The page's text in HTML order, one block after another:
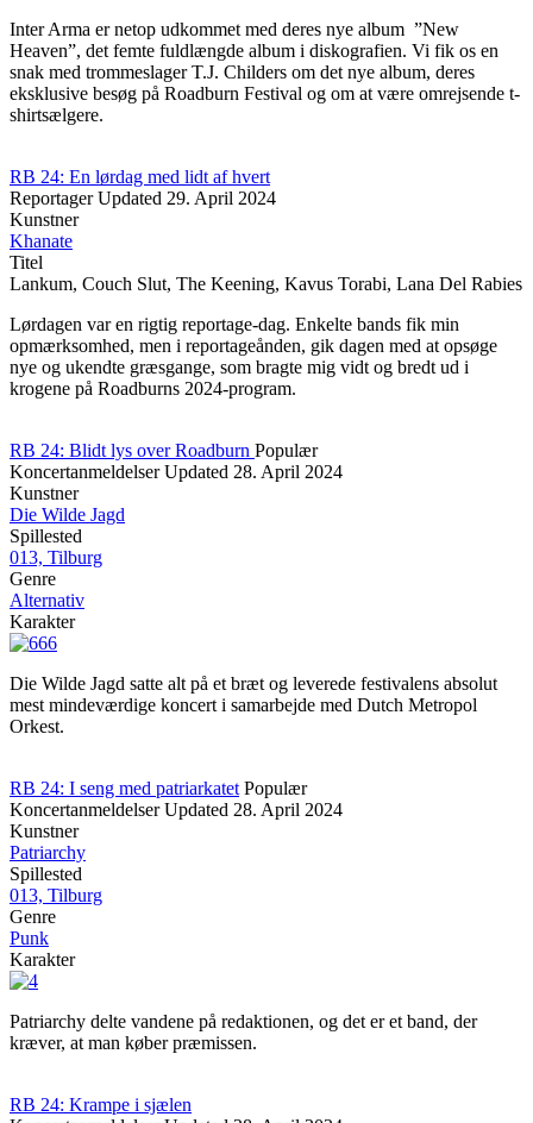
Inter Arma er netop udkommet med deres nye album ”New
Heaven”, det femte fuldlængde album i diskografien. Vi fik os en
snak med trommeslager T.J. Childers om det nye album, deres
eksklusive besøg på Roadburn Festival og om at være omrejsende t-
shirtsælgere.
RB 24: En lørdag med lidt af hvert
Reportager Updated 29. April 2024
Kunstner
Khanate
Titel
Lankum, Couch Slut, The Keening, Kavus Torabi, Lana Del Rabies
Lørdagen var en rigtig reportage-dag. Enkelte bands fik min
opmærksomhed, men i reportageånden, gik dagen med at opsøge
nye og ukendte græsgange, som bragte mig vidt og bredt ud i
krogene på Roadburns 2024-program.
RB 24: Blidt lys over Roadburn Populær
Koncertanmeldelser Updated 28. April 2024
Kunstner
Die Wilde Jagd
Spillested
013, Tilburg
Genre
Alternativ
Karakter
Die Wilde Jagd satte alt på et bræt og leverede festivalens absolut
mest mindeværdige koncert i samarbejde med Dutch Metropol
Orkest.
RB 24: I seng med patriarkatet Populær
Koncertanmeldelser Updated 28. April 2024
Kunstner
Patriarchy
Spillested
013, Tilburg
Genre
Punk
Karakter
Patriarchy delte vandene på redaktionen, og det er et band, der
kræver, at man køber præmissen.
RB 24: Krampe i sjælen